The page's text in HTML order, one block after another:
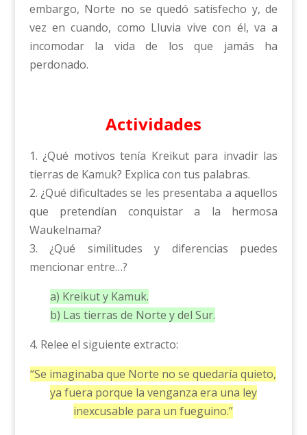
embargo, Norte no se quedó satisfecho y, de
vez en cuando, como Lluvia vive con él, va a
incomodar la vida de los que jamás ha
perdonado.
Actividades
1. ¿Qué motivos tenía Kreikut para invadir las
tierras de Kamuk? Explica con tus palabras.
2. ¿Qué dificultades se les presentaba a aquellos
que pretendían conquistar a la hermosa
Waukelnama?
3. ¿Qué similitudes y diferencias puedes
mencionar entre…?
a) Kreikut y Kamuk.
b) Las tierras de Norte y del Sur.
4. Relee el siguiente extracto:
“Se imaginaba que Norte no se quedaría quieto,
ya fuera porque la venganza era una ley
inexcusable para un fueguino.”